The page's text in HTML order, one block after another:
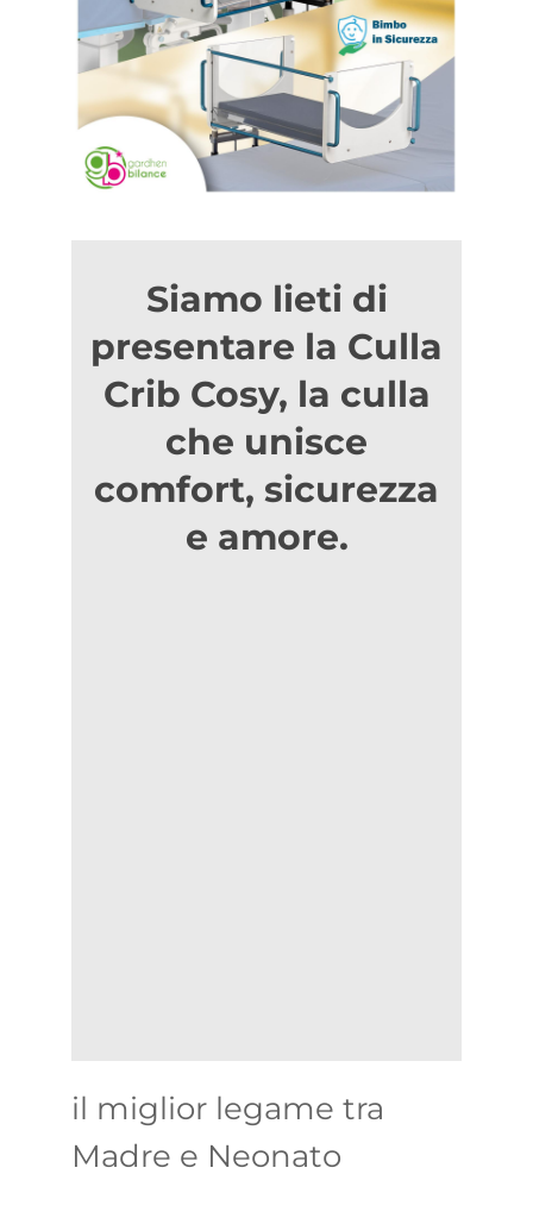
Siamo lieti di
presentare la Culla
Crib Cosy, la culla
che unisce
comfort, sicurezza
e amore.
il miglior legame tra
Madre e Neonato